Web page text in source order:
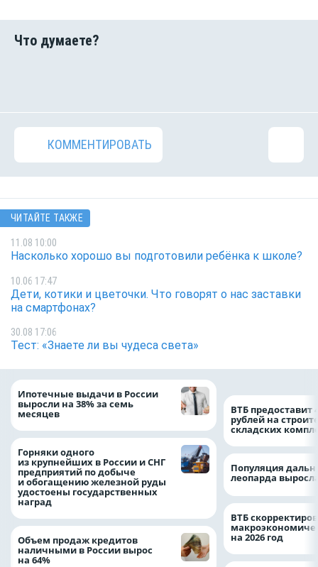
КОММЕНТИРОВАТЬ
ЧИТАЙТЕ ТАКЖЕ
11.08 10:00
Насколько хорошо вы подготовили ребёнка к школе?
10.06 17:47
Дети, котики и цветочки. Что говорят о нас заставки
на смартфонах?
30.08 17:06
Тест: «Знаете ли вы чудеса света»
Ипотечные выдачи в России
выросли на 38% за семь
месяцев
Горняки одного
из крупнейших в России и СНГ
предприятий по добыче
и обогащению железной руды
удостоены государственных
наград
Объем продаж кредитов
наличными в России вырос
на 64%
ВТБ предоставит
рублей на
складских
Популяция
леопарда
ВТБ
на 2026 год